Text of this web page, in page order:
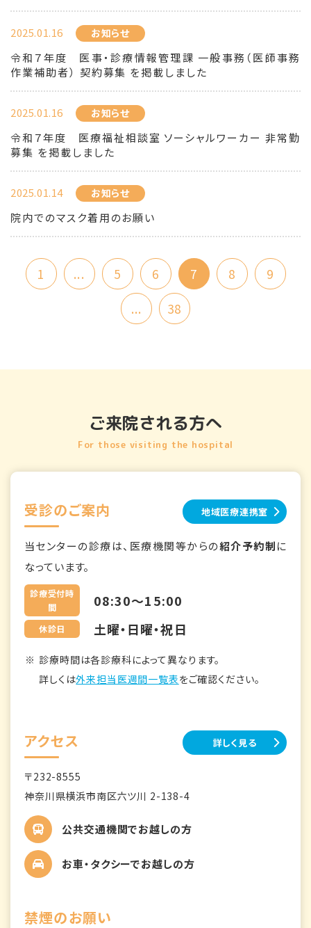
2025.01.16 お知らせ
令和７年度 医事・診療情報管理課 一般事務（医師事務
作業補助者） 契約募集 を掲載しました
2025.01.16 お知らせ
令和７年度 医療福祉相談室 ソーシャルワーカー 非常勤
募集 を掲載しました
2025.01.14 お知らせ
院内でのマスク着用のお願い
1 ... 5 6 7 8
9
...
38
ご来院される方へ
For those visiting the hospital
受診のご案内 地域医療連携室
当センターの診療は、医療機関等からの紹介予約制に
なっています。
診療受付時
間
08:30～15:00
休診日 土曜・日曜・祝日
診療時間は各診療科によって異なります。
詳しくは外来担当医週間一覧表をご確認ください。
アクセス 詳しく見る
〒232-8555
神奈川県横浜市南区六ツ川 2-138-4
公共交通機関でお越しの方
お車・タクシーでお越しの方
禁煙のお願い